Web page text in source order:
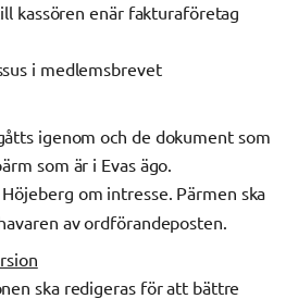
kassören enär fakturaföretag
i medlemsbrevet
igenom och de dokument som
som är i Evas ägo.
om intresse. Pärmen ska
av ordförandeposten.
ska redigeras för att bättre